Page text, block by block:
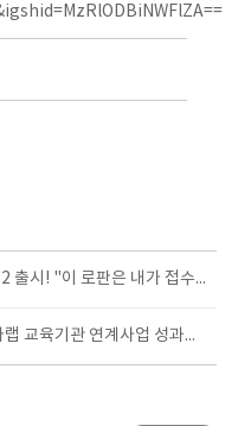
화제의 보드게임 이로접2 출시! "이 로판은 내가 접수하겠소" 텀블벅 펀딩 안내
2023 충북콘텐츠코리아랩 교육기관 연계사업 성과공유회 현장